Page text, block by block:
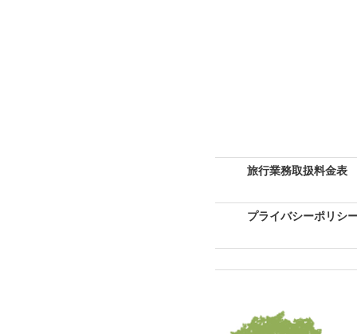
旅行業務取扱料金表
プライバシーポリシ